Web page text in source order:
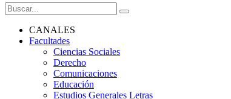
CANALES
Facultades
Ciencias Sociales
Derecho
Comunicaciones
Educación
Estudios Generales Letras